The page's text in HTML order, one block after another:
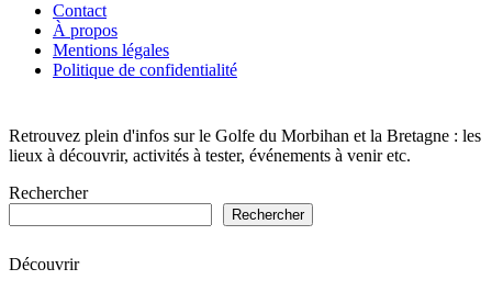
Channel
Contact
À propos
Mentions légales
Politique de confidentialité
Retrouvez plein d'infos sur le Golfe du Morbihan et la Bretagne : les
lieux à découvrir, activités à tester, événements à venir etc.
Rechercher
Rechercher
Découvrir